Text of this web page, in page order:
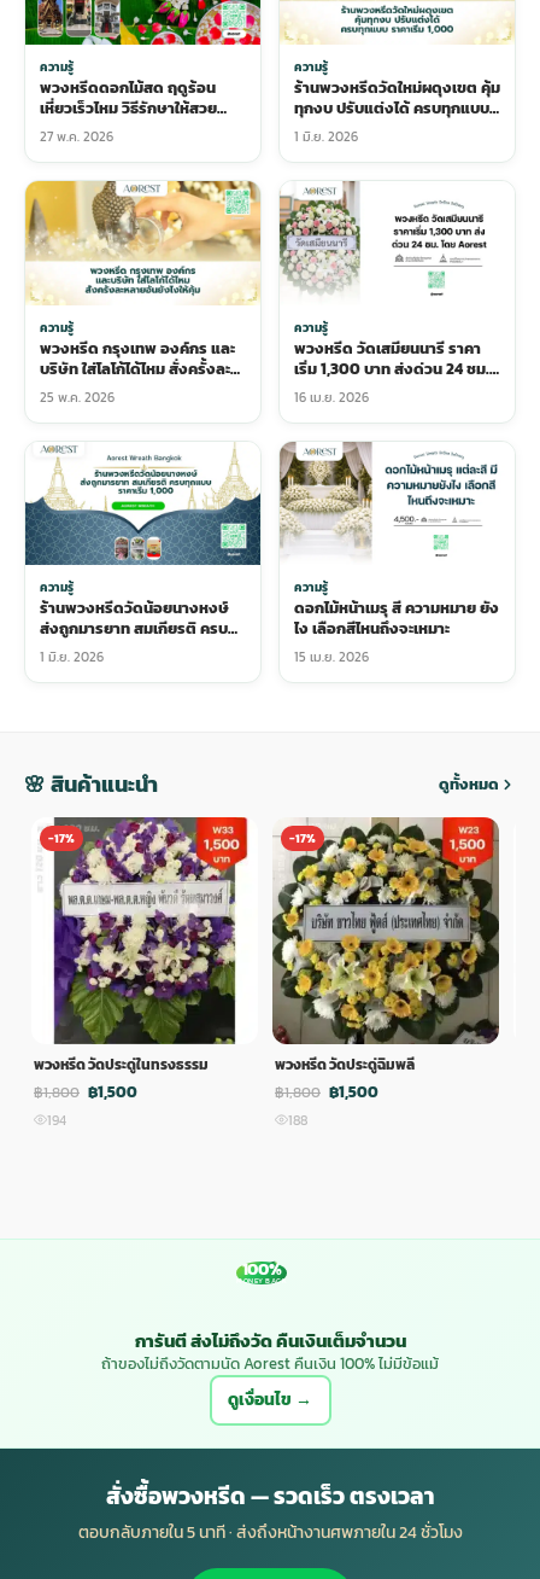
ความรู้
พวงหรีดดอกไม้สด ฤดูร้อน
เหี่ยวเร็วไหม วิธีรักษาให้สวย
ตลอดงาน
27 พ.ค. 2026
ความรู้
ร้านพวงหรีดวัดใหม่ผดุงเขต คุ้ม
ทุกงบ ปรับแต่งได้ ครบทุกแบบ
ราคาเริ่ม 1,000
1 มิ.ย. 2026
ความรู้
พวงหรีด กรุงเทพ องค์กร และ
บริษัท ใส่โลโก้ได้ไหม สั่งครั้งละ
หลายอันยังไงให้คุ้ม
25 พ.ค. 2026
ความรู้
พวงหรีด วัดเสมียนนารี ราคา
เริ่ม 1,300 บาท ส่งด่วน 24 ชม.
โดย Aorest
16 เม.ย. 2026
ความรู้
ร้านพวงหรีดวัดน้อยนางหงษ์
ส่งถูกมารยาท สมเกียรติ ครบ
ทุกแบบ ราคาเริ่ม 1,000
1 มิ.ย. 2026
ความรู้
ดอกไม้หน้าเมรุ สี ความหมาย ยัง
ไง เลือกสีไหนถึงจะเหมาะ
15 เม.ย. 2026
🌸 สินค้าแนะนำ ดูทั้งหมด
-17%
พวงหรีด วัดประดู่ในทรงธรรม
฿1,800 ฿1,500
194
-17%
พวงหรีด วัดประดู่ฉิมพลี
฿1,800 ฿1,500
188
100%
MONEY BACK
การันตี ส่งไม่ถึงวัด คืนเงินเต็มจำนวน
ถ้าของไม่ถึงวัดตามนัด Aorest คืนเงิน 100% ไม่มีข้อแม้
ดูเงื่อนไข →
สั่งซื้อพวงหรีด — รวดเร็ว ตรงเวลา
ตอบกลับภายใน 5 นาที · ส่งถึงหน้างานศพภายใน 24 ชั่วโมง